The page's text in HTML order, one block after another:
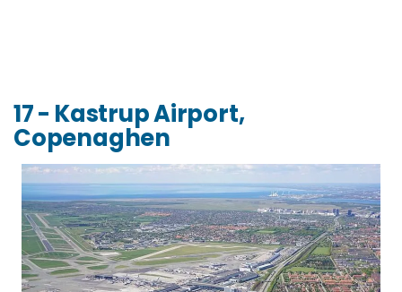
17 - Kastrup Airport,
Copenaghen